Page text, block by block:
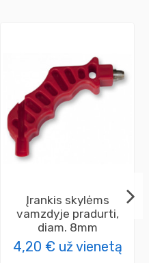
Įrankis skylėms
vamzdyje pradurti,
diam. 8mm
4,20 € už vienetą